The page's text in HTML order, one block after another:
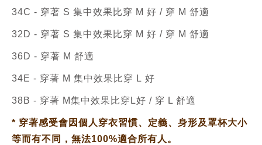
34C - 穿著 S 集中效果比穿 M 好 / 穿 M 舒適
32D - 穿著 S 集中效果比穿 M 好 / 穿 M 舒適
36D - 穿著 M 舒適
34E - 穿著 M 集中效果比穿 L 好
38B - 穿著 M集中效果比穿L好 / 穿 L 舒適
* 穿著感受會因個人穿衣習慣、定義、身形及罩杯大小
等而有不同，無法100%適合所有人。